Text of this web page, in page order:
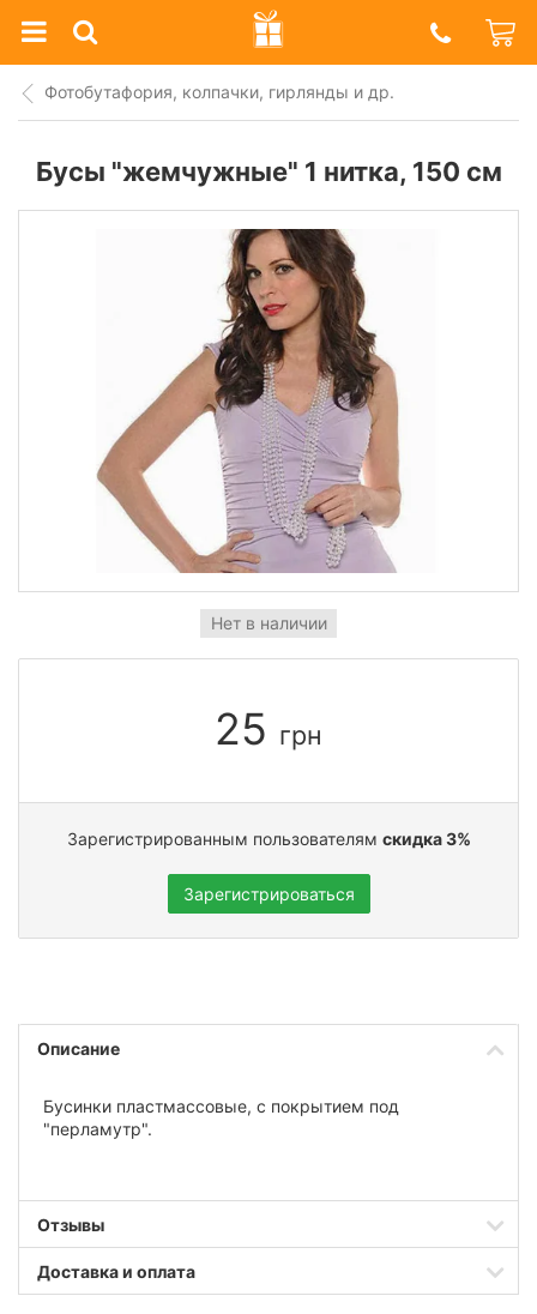
Prazdnik
Shop
Фотобутафория, колпачки, гирлянды и др.
Бусы "жемчужные" 1 нитка, 150 см
Нет в наличии
25 грн
Зарегистрированным пользователям скидка 3%
Зарегистрироваться
Описание
Бусинки пластмассовые, с покрытием под
"перламутр".
Отзывы
Доставка и оплата